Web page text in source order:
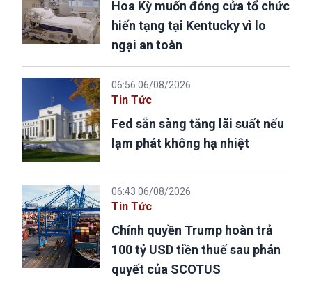
Hoa Kỳ muốn đóng cửa tổ chức
hiến tạng tại Kentucky vì lo
ngại an toàn
06:56 06/08/2026
Tin Tức
Fed sẵn sàng tăng lãi suất nếu
lạm phát không hạ nhiệt
06:43 06/08/2026
Tin Tức
Chính quyền Trump hoàn trả
100 tỷ USD tiền thuế sau phán
quyết của SCOTUS